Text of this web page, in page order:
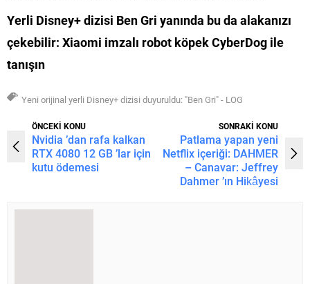
Yerli Disney+ dizisi Ben Gri yanında bu da alakanızı
çekebilir: Xiaomi imzalı robot köpek CyberDog ile
tanışın
Yeni orijinal yerli Disney+ dizisi duyuruldu: "Ben Gri" - LOG
ÖNCEKİ KONU
Nvidia ’dan rafa kalkan
RTX 4080 12 GB ’lar için
kutu ödemesi
SONRAKİ KONU
Patlama yapan yeni
Netflix içeriği: DAHMER
– Canavar: Jeffrey
Dahmer ’ın Hikâyesi